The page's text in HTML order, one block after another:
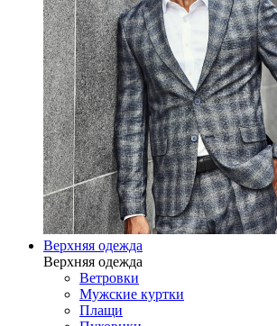
Верхняя одежда
Верхняя одежда
Ветровки
Мужские куртки
Плащи